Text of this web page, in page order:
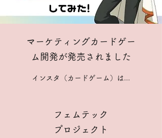
マーケティングカードゲー
ム開発が発売されました
インスタ（カードゲーム）は...
フェムテック
プロジェクト